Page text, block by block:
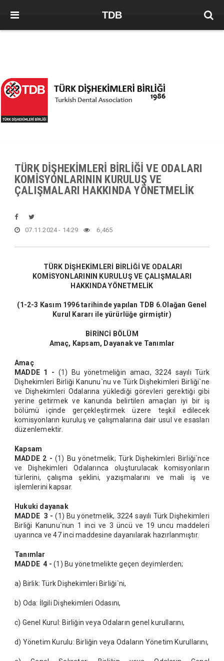
TDB
TÜRK DİŞHEKİMLERİ BİRLİĞİ VE ODALARI
KOMİSYONLARININ KURULUŞ VE
ÇALIŞMALARI HAKKINDA YÖNETMELİK
07.11.2024 - 14:29 6,465
TÜRK DİŞHEKİMLERİ BİRLİĞİ VE ODALARI
KOMİSYONLARININ KURULUŞ VE ÇALIŞMALARI
HAKKINDA YÖNETMELİK
(1-2-3 Kasım 1996 tarihinde yapılan TDB 6.Olağan Genel
Kurul Kararı ile yürürlüğe girmiştir)
BİRİNCİ BÖLÜM
Amaç, Kapsam, Dayanak ve Tanımlar
Amaç
MADDE 1 - (1) Bu yönetmeliğin amacı, 3224 sayılı Türk
Dişhekimleri Birliği Kanunu`nu ve Türk Dişhekimleri Birliği`ne
ve Dişhekimleri Odalarına yüklediği görevleri gerektiği gibi
yerine getirmek ve kanunda belirtilen amaçları iyi bir iş
bölümü içinde gerçekleştirmek üzere teşkil edilecek
komisyonların kuruluş ve çalışmalarına dair usul ve esasları
düzenlemektir.
Kapsam
MADDE 2 - (1) Bu yönetmelik; Türk Dişhekimleri Birliği`nce
ve Dişhekimleri Odalarınca oluşturulacak komisyonların
türlerini, çalışma şeklini, yazışmalarını ve mali iş ve
işlemlerini kapsar.
Hukuki dayanak
MADDE 3 - (1) Bu yönetmelik, 3224 sayılı Türk Dişhekimleri
Birliği Kanunu`nun 1 inci ve 3 üncü ve 19 uncu maddeleri
uyarınca ve 47 inci maddesine dayanılarak hazırlanmıştır.
Tanımlar
MADDE 4 - (1) Bu yönetmelikte geçen deyimlerden;
a) Birlik: Türk Dişhekimleri Birliği`ni,
b) Oda: İlgili Dişhekimleri Odasını,
c) Genel Kurul: Birliğin veya Odaların genel kurullarını,
d) Yönetim Kurulu: Birliğin veya Odaların Yönetim Kurullarını,